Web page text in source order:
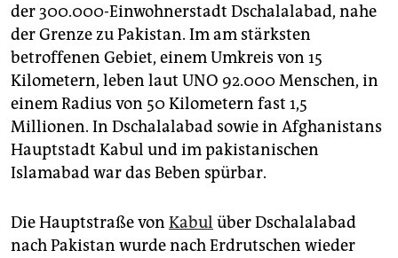
der 300.000-Einwohnerstadt Dschalalabad, nahe
der Grenze zu Pakistan. Im am stärksten
betroffenen Gebiet, einem Umkreis von 15
Kilometern, leben laut UNO 92.000 Menschen, in
einem Radius von 50 Kilometern fast 1,5
Millionen. In Dschalalabad sowie in Afghanistans
Hauptstadt Kabul und im pakistanischen
Islamabad war das Beben spürbar.
Die Hauptstraße von Kabul über Dschalalabad
nach Pakistan wurde nach Erdrutschen wieder